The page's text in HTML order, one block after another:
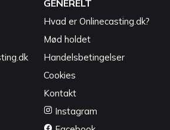
GENERELT
Hvad er Onlinecasting.dk?
Mød holdet
Handelsbetingelser
Cookies
Kontakt
Instagram